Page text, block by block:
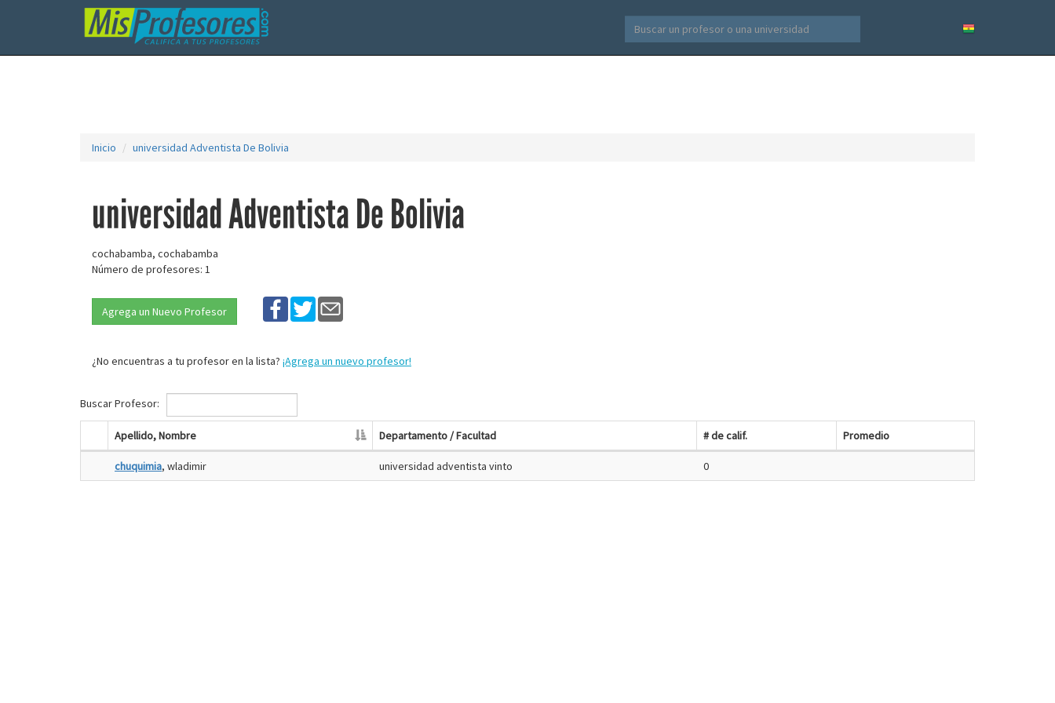
Inicio universidad Adventista De Bolivia
universidad Adventista De Bolivia
cochabamba, cochabamba
Número de profesores: 1
Agrega un Nuevo Profesor
¿No encuentras a tu profesor en la lista? ¡Agrega un nuevo profesor!
Buscar Profesor:
Apellido, Nombre Departamento / Facultad # de calif. Promedio
chuquimia, wladimir universidad adventista vinto 0